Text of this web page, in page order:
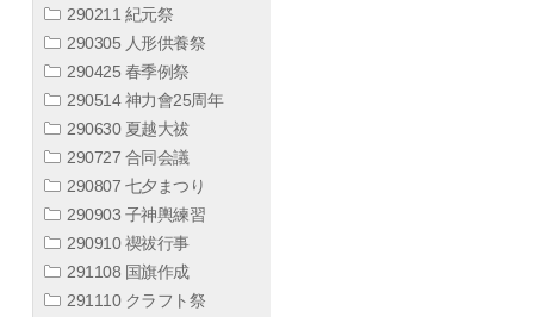
290211 紀元祭
290305 人形供養祭
290425 春季例祭
290514 神力會25周年
290630 夏越大祓
290727 合同会議
290807 七夕まつり
290903 子神輿練習
290910 禊祓行事
291108 国旗作成
291110 クラフト祭